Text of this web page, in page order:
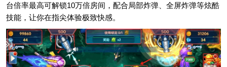
台倍率最高可解锁10万倍房间，配合局部炸弹、全屏炸弹等炫酷
技能，让你在指尖体验极致快感。